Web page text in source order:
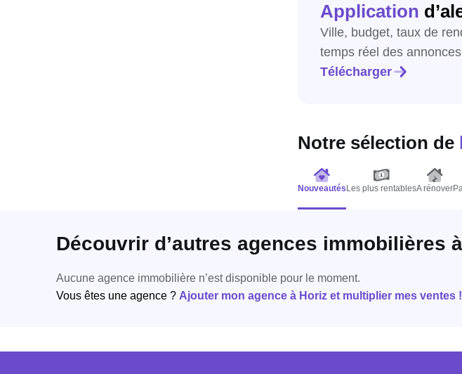
Application
Ville, budget, taux de
temps réel des
Télécharger
Notre sélection de
Nouveautés Les plus rentablesA rénover
Découvrir d’autres agences immobilières à
Aucune agence immobilière n’est disponible pour le moment.
Vous êtes une agence ? Ajouter mon agence à Horiz et multiplier mes ventes !